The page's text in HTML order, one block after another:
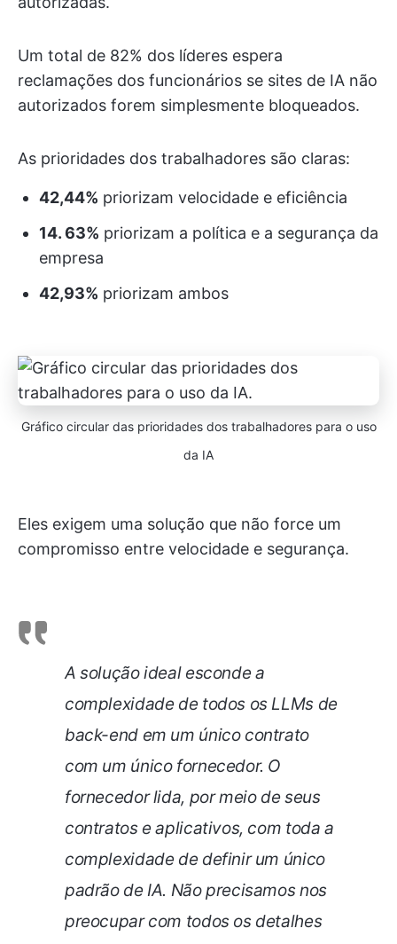
Um total de 82% dos líderes espera
reclamações dos funcionários se sites de IA não
autorizados forem simplesmente bloqueados.
As prioridades dos trabalhadores são claras:
42,44% priorizam velocidade e eficiência
14. 63% priorizam a política e a segurança da
empresa
42,93% priorizam ambos
Gráfico circular das prioridades dos trabalhadores para o uso
da IA
Eles exigem uma solução que não force um
compromisso entre velocidade e segurança.
A solução ideal esconde a
complexidade de todos os LLMs de
back-end em um único contrato
com um único fornecedor. O
fornecedor lida, por meio de seus
contratos e aplicativos, com toda a
complexidade de definir um único
padrão de IA. Não precisamos nos
preocupar com todos os detalhes